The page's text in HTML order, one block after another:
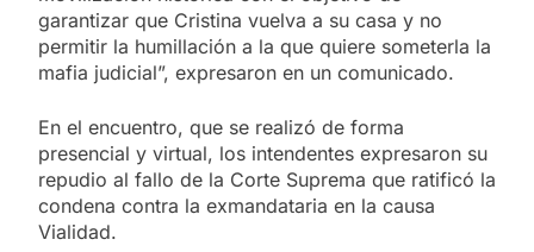
garantizar que Cristina vuelva a su casa y no
permitir la humillación a la que quiere someterla la
mafia judicial”, expresaron en un comunicado.
En el encuentro, que se realizó de forma
presencial y virtual, los intendentes expresaron su
repudio al fallo de la Corte Suprema que ratificó la
condena contra la exmandataria en la causa
Vialidad.